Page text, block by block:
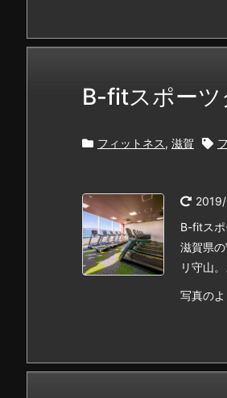
B-fitスポーツ
フィットネス, 滋賀
B-fitスポ
滋賀県
リ守山
写真の